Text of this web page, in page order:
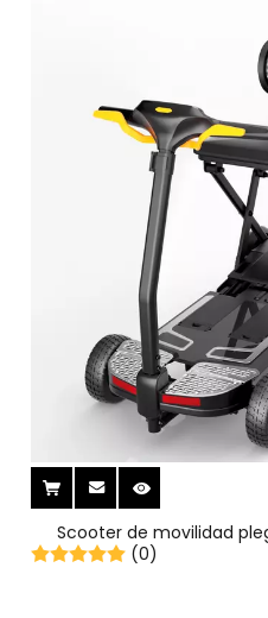
Scooter de movilidad
(0)